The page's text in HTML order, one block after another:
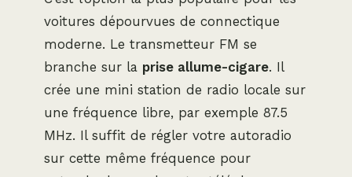
voitures dépourvues de connectique
moderne. Le transmetteur FM se
branche sur la prise allume-cigare. Il
crée une mini station de radio locale sur
une fréquence libre, par exemple 87.5
MHz. Il suffit de régler votre autoradio
sur cette même fréquence pour